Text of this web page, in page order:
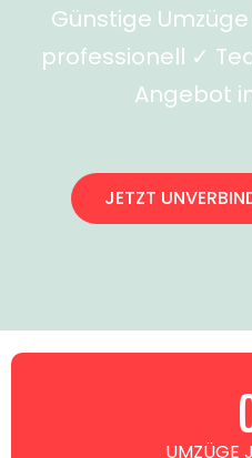
Günstige
professionell ✓
Angebot
JETZT
UMZÜGE